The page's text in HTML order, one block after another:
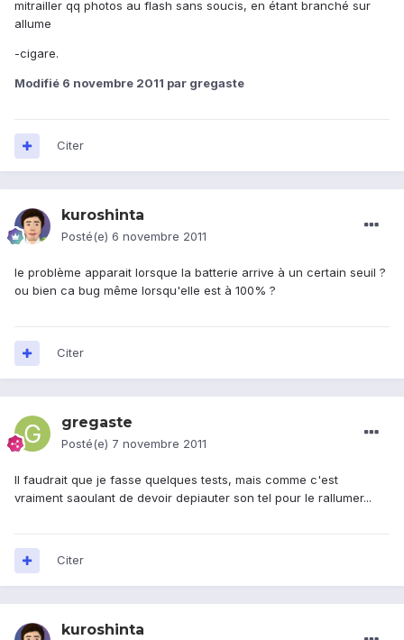
mitrailler qq photos au flash sans soucis, en étant branché sur
allume
-cigare.
Modifié 6 novembre 2011 par gregaste
Citer
kuroshinta
Posté(e) 6 novembre 2011
le problème apparait lorsque la batterie arrive à un certain seuil ?
ou bien ca bug même lorsqu'elle est à 100% ?
Citer
gregaste
Posté(e) 7 novembre 2011
Il faudrait que je fasse quelques tests, mais comme c'est
vraiment saoulant de devoir depiauter son tel pour le rallumer...
Citer
kuroshinta